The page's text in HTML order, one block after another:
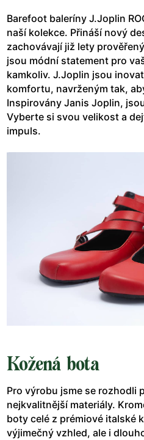
Barefoot baleríny J.Joplin
naší kolekce. Přináší nový
zachovávají již lety
jsou módní statement pro
kamkoliv. J.Joplin jsou
komfortu, navrženým tak,
Inspirovány Janis Joplin,
Vyberte si svou velikost a
impuls.
Kožená bota
Pro výrobu jsme se rozhodli
nejkvalitnější materiály.
boty celé z prémiové italské
výjimečný vzhled, ale i